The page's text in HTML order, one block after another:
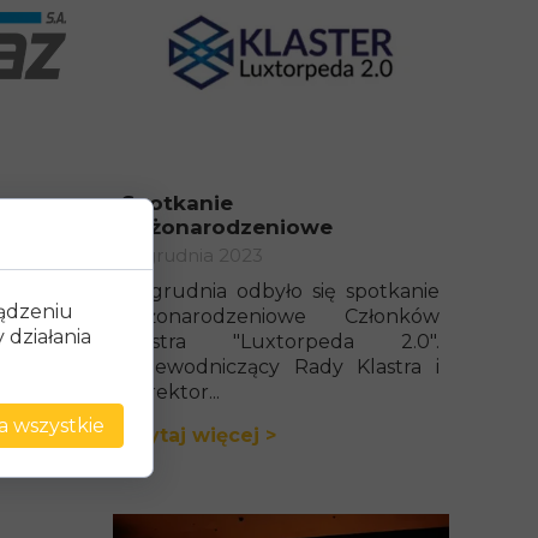
w roku
firmy
Spotkanie
bożonarodzeniowe
12 grudnia 2023
12 grudnia odbyło się spotkanie
bożonarodzeniowe Członków
Klastra "Luxtorpeda 2.0".
Przewodniczący Rady Klastra i
Dyrektor...
Czytaj więcej >
wszystkie